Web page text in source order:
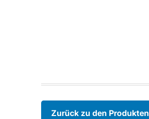
Zurück zu den Produkten